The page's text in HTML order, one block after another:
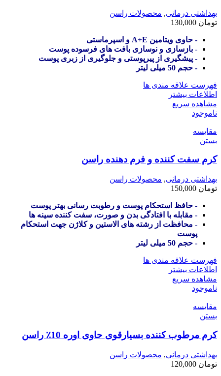
بهداشتی درمانی, محصولات راسن
تومان
- حاوی ویتامین A+E و اسپرماستی
- بازسازی و نوسازی بافت های فرسوده پوست
- پیشگیری از پیرپوستی و جلوگیری از زبری پوست
- حجم 50 میلی لیتر
فهرست علاقه مندی ها
اطلاعات بیشتر
مشاهده سریع
ناموجود
مقایسه
بستن
کرم سفت کننده و فرم دهنده راسن
بهداشتی درمانی, محصولات راسن
تومان
- حافظ استحکام پوست و رطوبت رسانی بهتر پوست
- مقابله با افتادگی بدن و صورت، سفت کننده سینه ها
- محافظت از رشته های الاستین و کلاژن جهت استحکام
پوست
- حجم 50 میلی لیتر
فهرست علاقه مندی ها
اطلاعات بیشتر
مشاهده سریع
ناموجود
مقایسه
بستن
کرم مرطوب کننده بسیارقوی حاوی اوره 10٪ راسن
بهداشتی درمانی, محصولات راسن
تومان